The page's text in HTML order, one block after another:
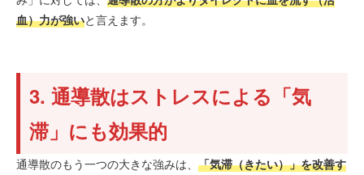
血）力が強いと言えます。
3. 通導散はストレスによる「気
滞」にも効果的
通導散のもう一つの大きな強みは、 「気滞（きたい）」を改善す